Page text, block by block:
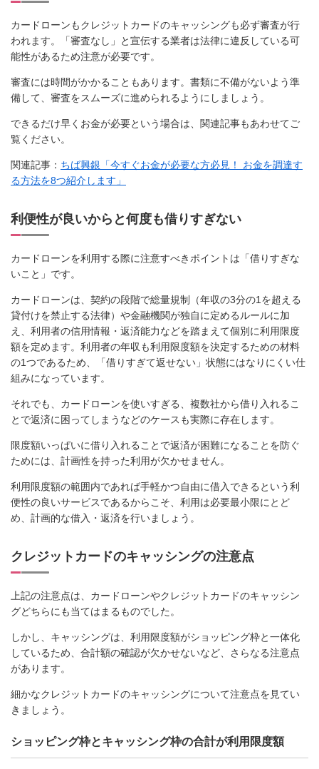
カードローンもクレジットカードのキャッシングも必ず審査が行
われます。「審査なし」と宣伝する業者は法律に違反している可
能性があるため注意が必要です。
審査には時間がかかることもあります。書類に不備がないよう準
備して、審査をスムーズに進められるようにしましょう。
できるだけ早くお金が必要という場合は、関連記事もあわせてご
覧ください。
関連記事： ちば興銀「今すぐお金が必要な方必見！ お金を調達す
る方法を8つ紹介します」
利便性が良いからと何度も借りすぎない
カードローンを利用する際に注意すべきポイントは「借りすぎな
いこと」です。
カードローンは、契約の段階で総量規制（年収の3分の1を超える
貸付けを禁止する法律）や金融機関が独自に定めるルールに加
え、利用者の信用情報・返済能力などを踏まえて個別に利用限度
額を定めます。利用者の年収も利用限度額を決定するための材料
の1つであるため、「借りすぎて返せない」状態にはなりにくい仕
組みになっています。
それでも、カードローンを使いすぎる、複数社から借り入れるこ
とで返済に困ってしまうなどのケースも実際に存在します。
限度額いっぱいに借り入れることで返済が困難になることを防ぐ
ためには、計画性を持った利用が欠かせません。
利用限度額の範囲内であれば手軽かつ自由に借入できるという利
便性の良いサービスであるからこそ、利用は必要最小限にとど
め、計画的な借入・返済を行いましょう。
クレジットカードのキャッシングの注意点
上記の注意点は、カードローンやクレジットカードのキャッシン
グどちらにも当てはまるものでした。
しかし、キャッシングは、利用限度額がショッピング枠と一体化
しているため、合計額の確認が欠かせないなど、さらなる注意点
があります。
細かなクレジットカードのキャッシングについて注意点を見てい
きましょう。
ショッピング枠とキャッシング枠の合計が利用限度額